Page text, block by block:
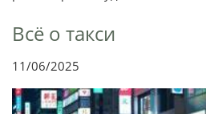
Всё о такси
11/06/2025